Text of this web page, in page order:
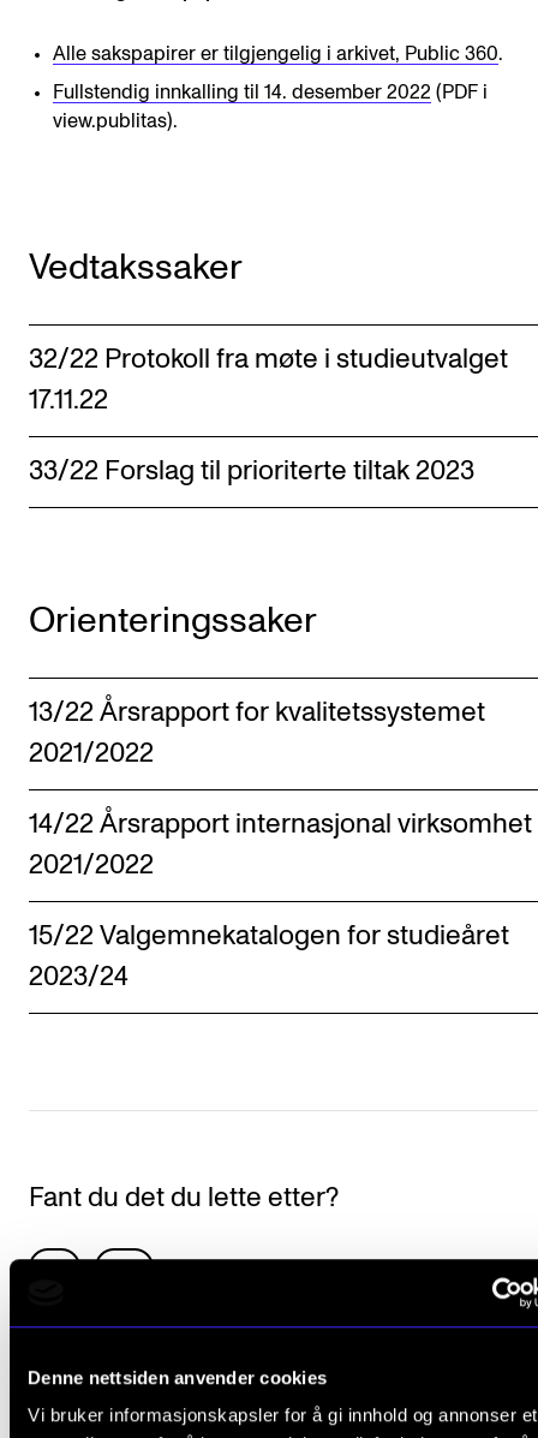
Denne nettsiden anvender cookies
Vi bruker informasjonskapsler for å gi innhold og annonser et
Digitale ressurser for undervisning
Studentenes psykososiale læringsmiljø
Livet rundt FoU
For ph.d.-programmet i kunstnerisk utviklingsarbeid
Forskningsetikk
Gjennomføre konserter og arrangementer
Markedsføring, program og plakat
Låne utstyr – lyd, lys og video
Konsertopptak
ORGANISASJON
Organisering av NMH
Biblioteket
Utvalg og komitéer
Alle sakspapirer er tilgjengelig i arkivet, Public 360.
Fullstendig innkalling til 14. desember 2022 (PDF i
view.publitas).
Vedtakssaker
32/22 Protokoll fra møte i studieutvalget
17.11.22
33/22 Forslag til prioriterte tiltak 2023
Orienteringssaker
13/22 Årsrapport for kvalitetssystemet
2021/2022
14/22 Årsrapport internasjonal virksomhet
2021/2022
15/22 Valgemnekatalogen for studieåret
2023/24
Fant du det du lette etter?
L
v
eStudieutvalget møte 10. oktober 2022